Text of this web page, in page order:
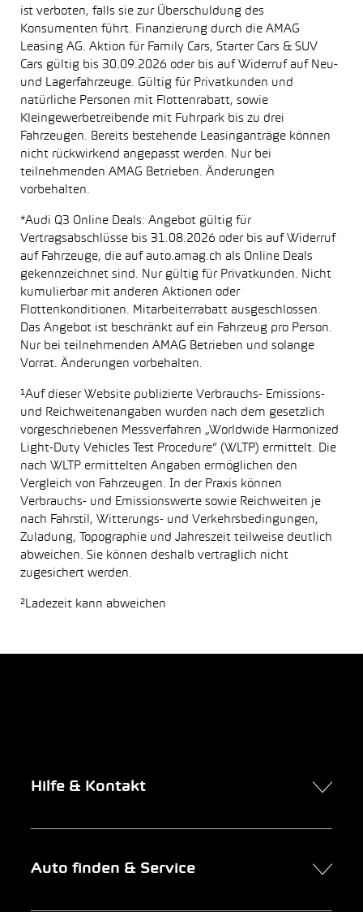
ist verboten, falls sie zur Überschuldung des
Konsumenten führt. Finanzierung durch die AMAG
Leasing AG. Aktion für Family Cars, Starter Cars & SUV
Cars gültig bis 30.09.2026 oder bis auf Widerruf auf Neu-
und Lagerfahrzeuge. Gültig für Privatkunden und
natürliche Personen mit Flottenrabatt, sowie
Kleingewerbetreibende mit Fuhrpark bis zu drei
Fahrzeugen. Bereits bestehende Leasinganträge können
nicht rückwirkend angepasst werden. Nur bei
teilnehmenden AMAG Betrieben. Änderungen
vorbehalten.
*Audi Q3 Online Deals: Angebot gültig für
Vertragsabschlüsse bis 31.08.2026 oder bis auf Widerruf
auf Fahrzeuge, die auf auto.amag.ch als Online Deals
gekennzeichnet sind. Nur gültig für Privatkunden. Nicht
kumulierbar mit anderen Aktionen oder
Flottenkonditionen. Mitarbeiterrabatt ausgeschlossen.
Das Angebot ist beschränkt auf ein Fahrzeug pro Person.
Nur bei teilnehmenden AMAG Betrieben und solange
Vorrat. Änderungen vorbehalten.
¹Auf dieser Website publizierte Verbrauchs- Emissions-
und Reichweitenangaben wurden nach dem gesetzlich
vorgeschriebenen Messverfahren „Worldwide Harmonized
Light-Duty Vehicles Test Procedure“ (WLTP) ermittelt. Die
nach WLTP ermittelten Angaben ermöglichen den
Vergleich von Fahrzeugen. In der Praxis können
Verbrauchs- und Emissionswerte sowie Reichweiten je
nach Fahrstil, Witterungs- und Verkehrsbedingungen,
Zuladung, Topographie und Jahreszeit teilweise deutlich
abweichen. Sie können deshalb vertraglich nicht
zugesichert werden.
²Ladezeit kann abweichen
Hilfe & Kontakt
Auto finden & Service